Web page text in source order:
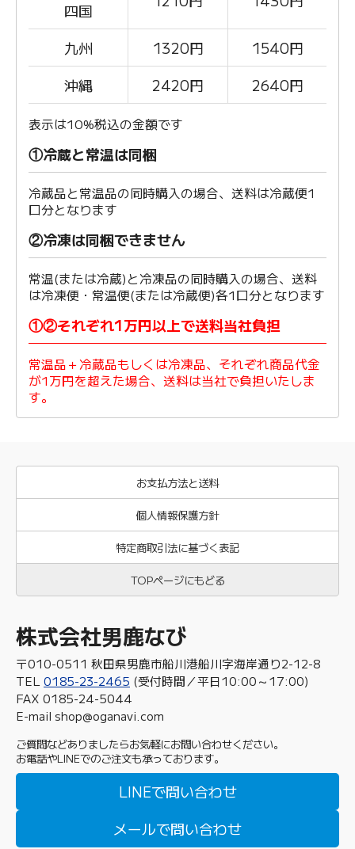
四国
九州 1320円
1540円
沖縄
2420円 2640円
表示は10%税込の金額です
①冷蔵と常温は同梱
冷蔵品と常温品の同時購入の場合、送料は冷蔵便1
口分となります
②冷凍は同梱できません
常温(または冷蔵)と冷凍品の同時購入の場合、送料
は冷凍便・常温便(または冷蔵便)各1口分となります
①②それぞれ1万円以上で送料当社負担
常温品＋冷蔵品もしくは冷凍品、それぞれ商品代金
が1万円を超えた場合、送料は当社で負担いたしま
す。
お支払方法と送料
個人情報保護方針
特定商取引法に基づく表記
TOPページにもどる
株式会社男鹿なび
〒010-0511 秋田県男鹿市船川港船川字海岸通り2-12-8
TEL 0185-23-2465 (受付時間／平日10:00～17:00)
FAX 0185-24-5044
E-mail shop@oganavi.com
ご質問などありましたらお気軽にお問い合わせください。
お電話やLINEでのご注文も承っております。
LINEで問い合わせ
メールで問い合わせ